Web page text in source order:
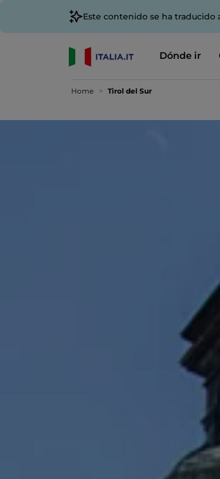
Este contenido se ha traducido
Dónde ir
Home Tirol del Sur